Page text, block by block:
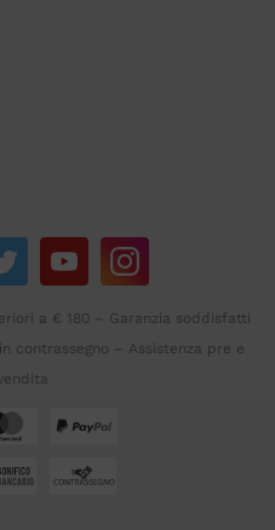
a € 180 – Garanzia soddisfatti
contrassegno – Assistenza pre e